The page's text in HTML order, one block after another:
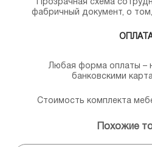
Прозрачная схема
фабричный документ, о
Любая форма оплаты –
банковскими
Стоимость комплекта
Похожие